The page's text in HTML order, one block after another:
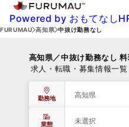
Powered by おもてなし
FURUMAU 高知県 中抜け勤務なし
高知県／中抜け勤務なし
求人・転職・募集情報一覧
勤務地 高知県
業態 未選択